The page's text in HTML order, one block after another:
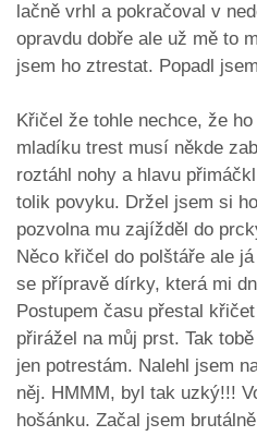
lačně vrhl a pokračoval v
opravdu dobře ale už mě to
jsem ho ztrestat. Popadl
Křičel že tohle nechce, že
mladíku trest musí někde
roztáhl nohy a hlavu
tolik povyku. Držel jsem si
pozvolna mu zajížděl do
Něco křičel do polštáře ale
se přípravě dírky, která mi
Postupem času přestal
přirážel na můj prst. Tak
jen potrestám. Nalehl jsem
něj. HMMM, byl tak uzký!!!
hošánku. Začal jsem